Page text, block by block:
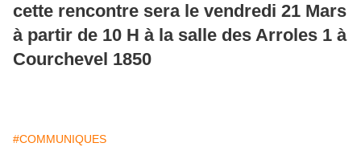
cette rencontre sera le vendredi 21 Mars
à partir de 10 H à la salle des Arroles 1 à
Courchevel 1850
#COMMUNIQUES